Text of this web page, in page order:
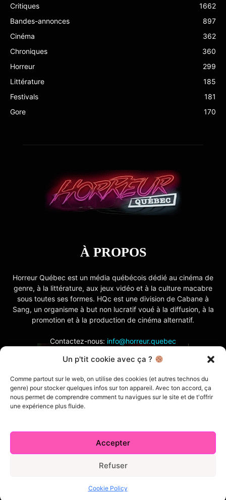
Un p'tit cookie avec ça ?
Comme partout sur le web, on utilise des cookies (et autres technos du
genre) pour stocker quelques infos sur ton appareil. Avec ton accord, ça
nous permet de comprendre comment tu navigues sur le site et de t'offrir
une expérience plus fluide.
Accepter
Refuser
Cookie Policy
Critiques
1662
Bandes-annonces
897
Cinéma
362
Chroniques
360
Horreur
299
Littérature
185
Festivals
181
Gore
170
À PROPOS
Horreur Québec est un média québécois dédié au cinéma de
genre, à la littérature, aux jeux vidéo et à la culture macabre
sous toutes ses formes. HQc est une division de Cabane à
Sang, un organisme à but non lucratif voué à la diffusion, à la
promotion et à la production de cinéma alternatif.
Contactez-nous: info@horreur.quebec
SUIVEZ NOUS
Index
© 2026 Horreur Québec. Tous droits réservés.